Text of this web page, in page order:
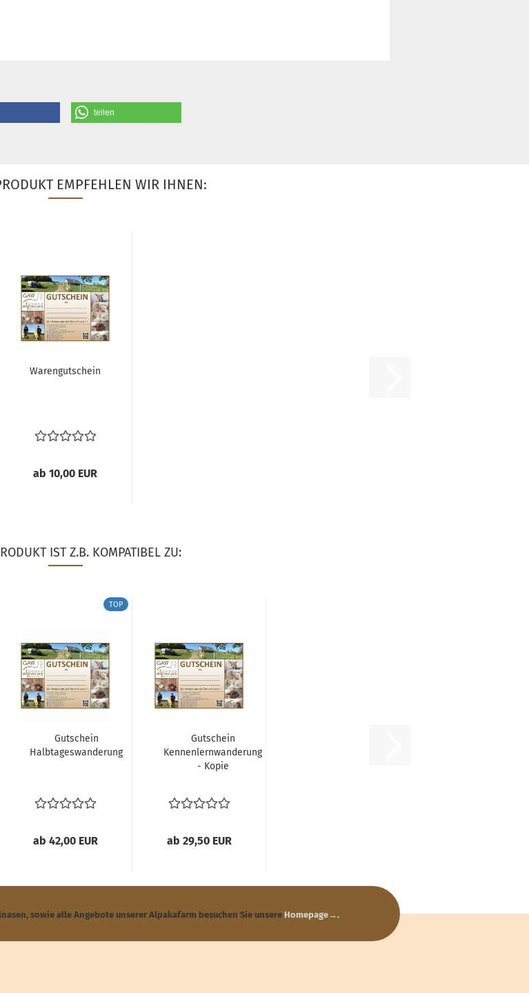
teilen
EMPFEHLEN WIR IHNEN:
Warengutschein
ab 10,00 EUR
IST Z.B. KOMPATIBEL ZU:
TOP
Gutschein
Halbtageswanderung
ab 42,00 EUR
Gutschein
Kennenlernwanderung
- Kopie
ab 29,50 EUR
sowie alle Angebote unserer Alpakafarm besuchen Sie unsere Homepage→.